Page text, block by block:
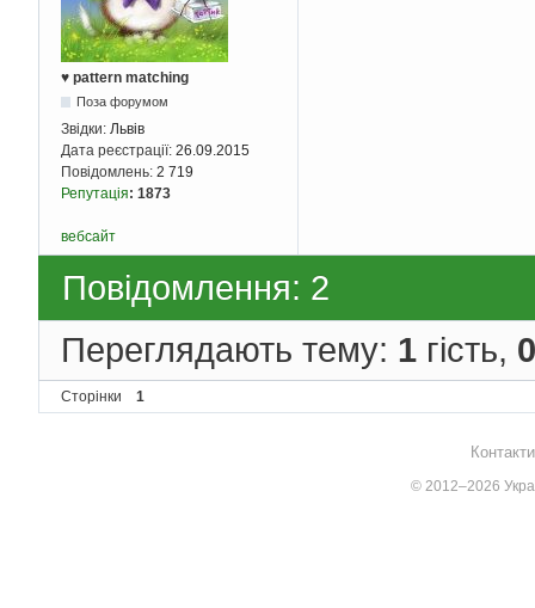
♥ pattern matching
Поза форумом
Звідки: Львів
Дата реєстрації: 26.09.2015
Повідомлень: 2 719
Репутація: 1873
вебсайт
Повідомлення: 2
Переглядають тему: 1 гість, 0
Сторінки 1
© 2012–2026